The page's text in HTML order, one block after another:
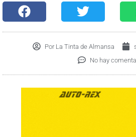
Por La Tinta de Almansa
No hay